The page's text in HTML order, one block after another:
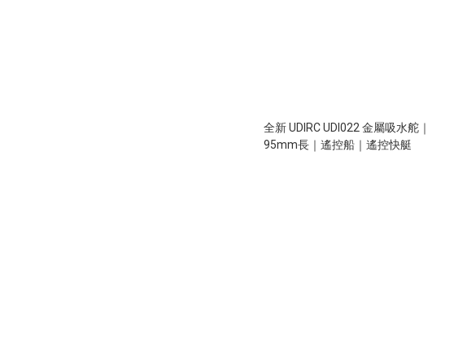
全新 UDIRC UDI022 金屬吸水舵｜
95mm長｜遙控船｜遙控快艇